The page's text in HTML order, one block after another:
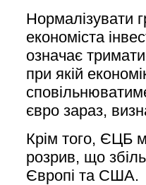
Нормалізувати
економіста
означає
при якій
євро зараз,
Крім того, ЄЦБ
розрив, що
Європі та США.